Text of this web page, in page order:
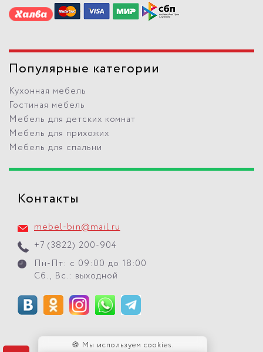
Популярные категории
Кухонная мебель
Гостиная мебель
Мебель для детских комнат
Мебель для прихожих
Мебель для спальни
Контакты
mebel-bin@mail.ru
+7 (3822) 200-904
Пн-Пт: с 09:00 до 18:00
Сб., Вс.: выходной
🍪 Мы используем cookies.